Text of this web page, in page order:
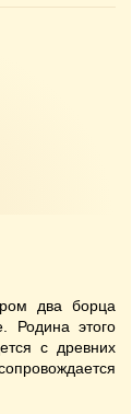
два борца
Родина этого
с древних